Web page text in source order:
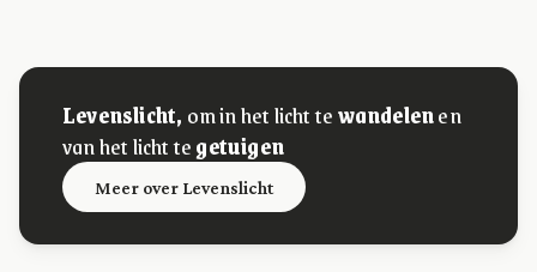
Levenslicht, om in het licht tewandelenen
van het licht tegetuigen
Meer over Levenslicht